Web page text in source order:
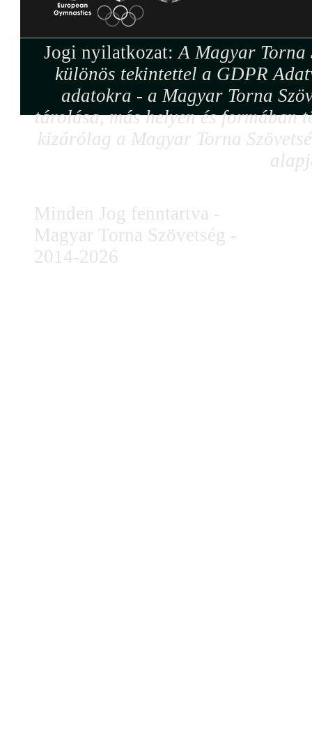
Jogi nyilatkozat:A Magyar Torna
különös tekintettel a GDPR
adatokra - a Magyar Torna
tárolása, más helyen és formában
kizárólag a Magyar Torna
Minden Jog fenntartva -
Magyar Torna Szövetség -
2014-2026